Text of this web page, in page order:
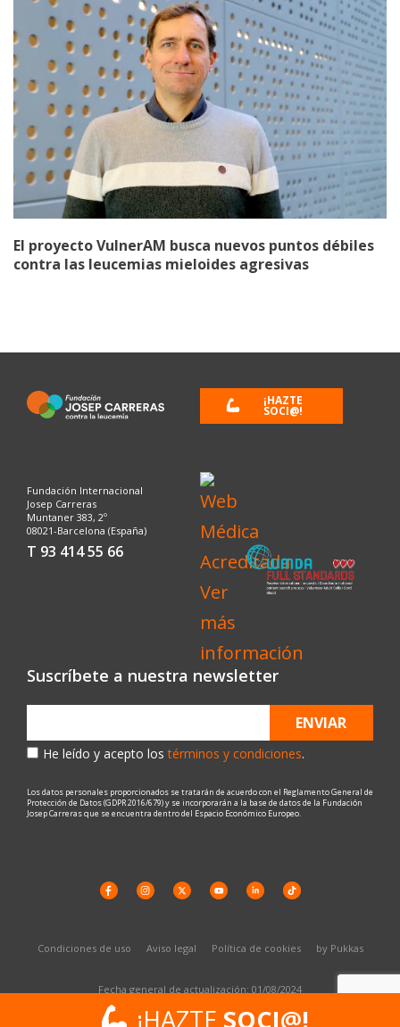
El proyecto VulnerAM busca nuevos puntos débiles
contra las leucemias mieloides agresivas
Fundación Internacional
Josep Carreras
Muntaner 383, 2º
08021-Barcelona (España)
T 93 414 55 66
¡HAZTE
SOCI@!
Suscríbete a nuestra newsletter
He leído y acepto lostérminos y condiciones.
ENVIAR
Los datos personales proporcionados se tratarán de acuerdo con el Reglamento General de
Protección de Datos (GDPR 2016/679) y se incorporarán a la base de datos de la Fundación
Josep Carreras que se encuentra dentro del Espacio Económico Europeo.
Condiciones de uso Aviso legal Política de cookies by Pukkas
Fecha general de actualización: 01/08/2024
¡HAZTE SOCI@!
¡HAZTE SOCI@!